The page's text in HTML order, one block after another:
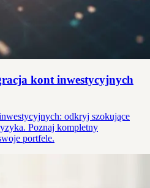
kont inwestycyjnych
odkryj szokujące
Poznaj kompletny
portfele.